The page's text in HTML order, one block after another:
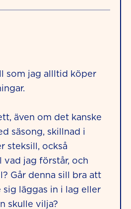
som jag allltid köper
även om det kanske
säsong, skillnad i
steksill, också
vad jag förstår, och
Går denna sill bra att
sig läggas in i lag eller
skulle vilja?